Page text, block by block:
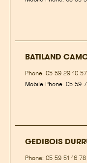
BATILAND
Phone: 05 59 29 10 57
Mobile Phone: 05 59
GEDIBOIS
Phone: 05 59 51 16 78